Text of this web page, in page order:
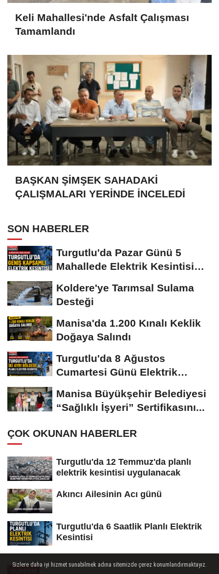
Keli Mahallesi'nde Asfalt Çalışması
Tamamlandı
BAŞKAN ŞİMŞEK SAHADAKİ
ÇALIŞMALARI YERİNDE İNCELEDİ
SON HABERLER
Turgutlu'da Pazar Günü 5
Mahallede Elektrik Kesintisi
Koldere'ye Tarımsal Sulama
Desteği
Manisa'da 1.200 Kınalı Keklik
Doğaya Salındı
Turgutlu'da 8 Ağustos
Cumartesi Günü Elektrik
Manisa Büyükşehir Belediyesi
“Sağlıklı İşyeri” Sertifikasını...
ÇOK OKUNAN HABERLER
Turgutlu'da 12 Temmuz'da planlı
elektrik kesintisi uygulanacak
Akıncı Ailesinin Acı günü
Turgutlu'da 6 Saatlik Planlı Elektrik
Kesintisi
Sizlere daha iyi hizmet sunabilmek adına sitemizde çerez konumlandırmaktayız.